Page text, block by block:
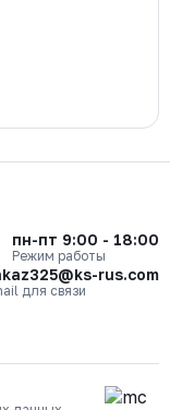
пн-пт 9:00 - 18:00
Режим работы
rus.com
для связи